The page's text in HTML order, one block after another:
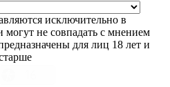
исключительно в
могут не совпадать с мнением
для лиц 18 лет и